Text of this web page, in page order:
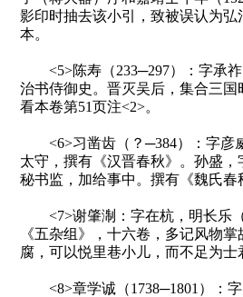
影印时抽去该小引，致被误认为
本。
<5>陈寿（233─297）：字承祚
治书侍御史。晋灭吴后，集合三
看本卷第51页注<2>。
<6>习凿齿（？─384）：字彦
太守，撰有《汉晋春秋》。孙盛
秘书监，加给事中。撰有《魏氏春
<7>谢肇淛：字在杭，明长乐（
《五杂组》，十六卷，多记风物
腐，可以悦里巷小儿，而不足为士
<8>章学诚（1738─1801）：字